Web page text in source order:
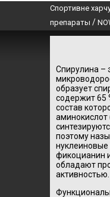
Спортивне
препараты /
Спирулина –
образует
содержит 65
состав
аминокислот
поэтому
фикоцианин
обладают
активностью.